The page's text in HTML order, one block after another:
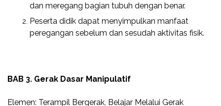
dan meregang bagian tubuh dengan benar.
Peserta didik dapat menyimpulkan manfaat
peregangan sebelum dan sesudah aktivitas fisik.
BAB 3. Gerak Dasar Manipulatif
Elemen: Terampil Bergerak, Belajar Melalui Gerak